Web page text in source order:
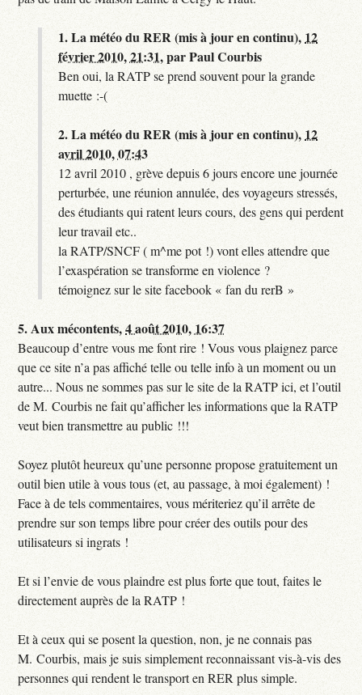
1.La météo du RER (mis à jour en continu), 12
février 2010, 21:31,parPaul Courbis
Ben oui, la RATP se prend souvent pour la grande
muette :-(
2.La météo du RER (mis à jour en continu), 12
avril 2010, 07:43
12 avril 2010 , grève depuis 6 jours encore une journée
perturbée, une réunion annulée, des voyageurs stressés,
des étudiants qui ratent leurs cours, des gens qui perdent
leur travail etc..
la RATP/SNCF ( m^me pot !) vont elles attendre que
l’exaspération se transforme en violence ?
témoignez sur le site facebook « fan du rerB »
5.Aux mécontents,4 août 2010, 16:37
Beaucoup d’entre vous me font rire ! Vous vous plaignez parce
que ce site n’a pas affiché telle ou telle info à un moment ou un
autre... Nous ne sommes pas sur le site de la RATP ici, et l’outil
de M. Courbis ne fait qu’afficher les informations que la RATP
veut bien transmettre au public !!!
Soyez plutôt heureux qu’une personne propose gratuitement un
outil bien utile à vous tous (et, au passage, à moi également) !
Face à de tels commentaires, vous mériteriez qu’il arrête de
prendre sur son temps libre pour créer des outils pour des
utilisateurs si ingrats !
Et si l’envie de vous plaindre est plus forte que tout, faites le
directement auprès de la RATP !
Et à ceux qui se posent la question, non, je ne connais pas
M. Courbis, mais je suis simplement reconnaissant vis-à-vis des
personnes qui rendent le transport en RER plus simple.